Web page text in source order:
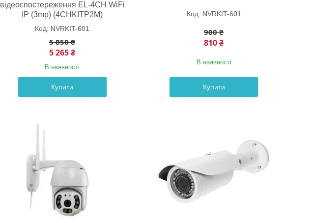
відеоспостереження EL-4CH WiFi
IP (3mp) (4CHKITP2M)
NVRKIT-601
5 850 ₴
5 265 ₴
В наявності
Купити
NVRKIT-601
900 ₴
810 ₴
В наявності
Купити